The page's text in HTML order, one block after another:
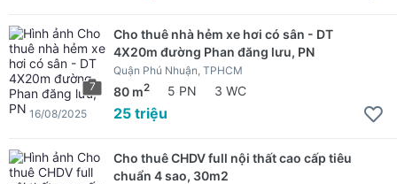
7
Cho thuê nhà hẻm xe hơi có sân - DT
4X20m đường Phan đăng lưu, PN
Quận Phú Nhuận, TPHCM
80 m2 5 PN 3 WC
25 triệu
16/08/2025
Cho thuê CHDV full nội thất cao cấp tiêu
chuẩn 4 sao, 30m2